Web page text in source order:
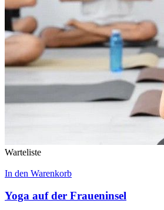
Warteliste
In den Warenkorb
Yoga auf der Fraueninsel